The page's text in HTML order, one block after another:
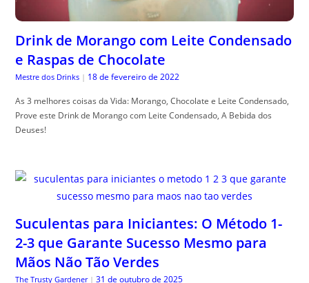
Drink de Morango com Leite Condensado
e Raspas de Chocolate
Mestre dos Drinks | 18 de fevereiro de 2022
As 3 melhores coisas da Vida: Morango, Chocolate e Leite Condensado,
Prove este Drink de Morango com Leite Condensado, A Bebida dos
Deuses!
Suculentas para Iniciantes: O Método 1-
2-3 que Garante Sucesso Mesmo para
Mãos Não Tão Verdes
The Trusty Gardener | 31 de outubro de 2025